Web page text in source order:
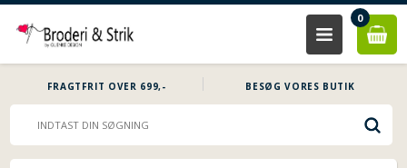
0
FRAGTFRIT OVER 699,- BESØG VORES BUTIK